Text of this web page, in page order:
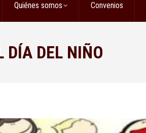
Quiénes somos Convenios
DÍA DEL NIÑO